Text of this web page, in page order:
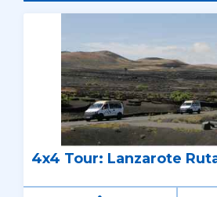
4x4 Tour: Lanzarote